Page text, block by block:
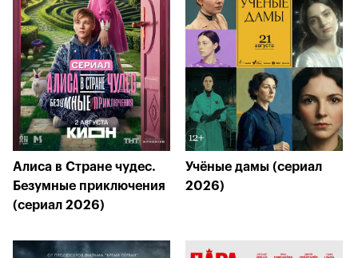
Алиса в Стране чудес.
Безумные приключения
(сериал 2026)
Учёные дамы (сериал
2026)